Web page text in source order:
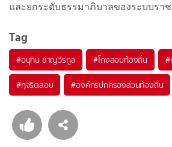
และยกระดับธรรมาภิบาลของระบบรา
Tag
#อนุทิน ชาญวีรกูล #โกงสอบท้องถิ่น #
#ทุจริตสอบ #องค์กรปกครองส่วนท้องถิ่น